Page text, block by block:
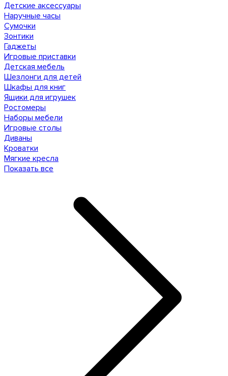
Детские аксессуары
Наручные часы
Сумочки
Зонтики
Гаджеты
Игровые приставки
Детская мебель
Шезлонги для детей
Шкафы для книг
Ящики для игрушек
Ростомеры
Наборы мебели
Игровые столы
Диваны
Кроватки
Мягкие кресла
Показать все